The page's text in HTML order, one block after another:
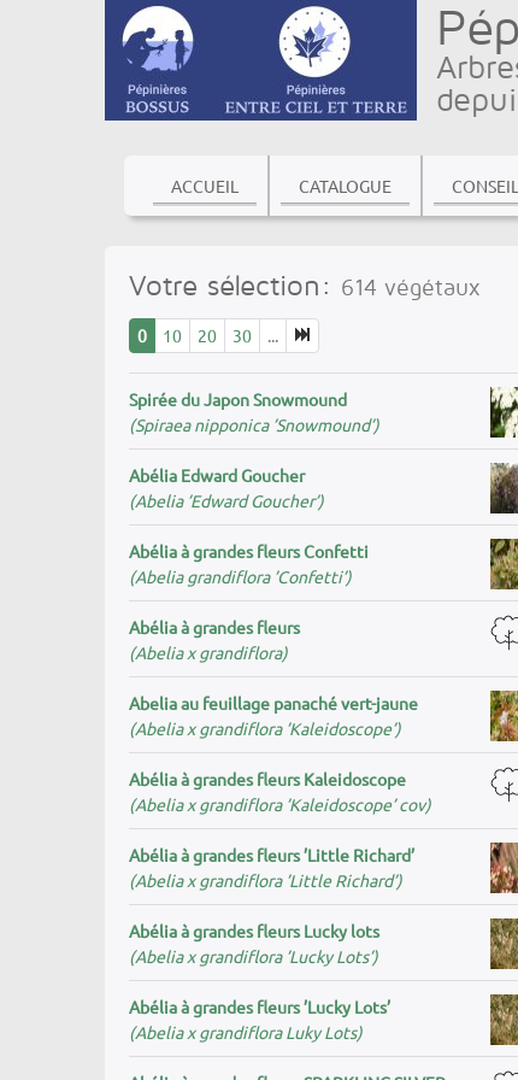
ACCUEIL CATALOGUE
Votre sélection: 614 végétaux
0 10 20 30
Spirée du Japon Snowmound
(Spiraea nipponica ’Snowmound’)
Abélia Edward Goucher
(Abelia ’Edward Goucher’)
Abélia à grandes fleurs Confetti
(Abelia grandiflora ’Confetti’)
Abélia à grandes fleurs
(Abelia x grandiflora)
Abelia au feuillage panaché vert-jaune
(Abelia x grandiflora ’Kaleidoscope’)
Abélia à grandes fleurs Kaleidoscope
(Abelia x grandiflora ’Kaleidoscope’ cov)
Abélia à grandes fleurs ’Little Richard’
(Abelia x grandiflora ’Little Richard’)
Abélia à grandes fleurs Lucky lots
(Abelia x grandiflora ’Lucky Lots’)
Abélia à grandes fleurs ’Lucky Lots’
(Abelia x grandiflora Luky Lots)